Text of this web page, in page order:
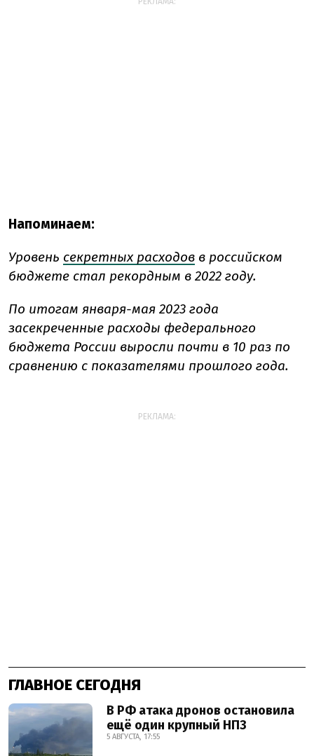
Напоминаем:
Уровень секретных расходов в российском
бюджете стал рекордным в 2022 году.
По итогам января-мая 2023 года
засекреченные расходы федерального
бюджета России выросли почти в 10 раз по
сравнению с показателями прошлого года.
РЕКЛАМА:
ГЛАВНОЕ СЕГОДНЯ
В РФ атака дронов остановила
ещё один крупный НПЗ
5 АВГУСТА, 17:55